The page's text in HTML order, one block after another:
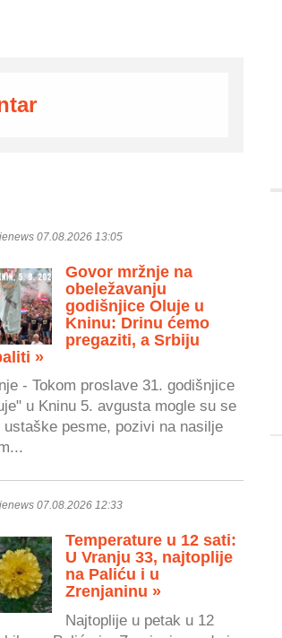
07.08.2026 13:05
Govor mržnje na
obeležavanju
godišnjice Oluje u
Kninu: Drinu ćemo
pregaziti, a Srbiju
»
- Tokom proslave 31. godišnjice
u Kninu 5. avgusta mogle su se
ustaške pesme, pozivi na nasilje
07.08.2026 12:33
Temperature u 12 sati:
U Vranju 33, najtoplije
na Paliću i u
Zrenjaninu »
Najtoplije u petak u 12